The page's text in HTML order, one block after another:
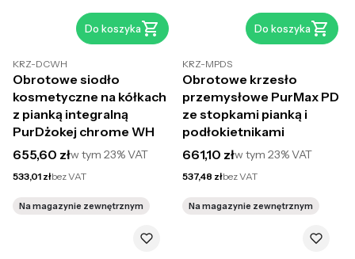
Do koszyka
KRZ-DCWH
Obrotowe siodło
kosmetyczne na kółkach
z pianką integralną
PurDżokej chrome WH
Cena brutto
655,60 złw tym 23%VAT
Cena netto
533,01 złbez VAT
Na magazynie zewnętrznym
Do koszyka
KRZ-MPDS
Obrotowe krzesło
przemysłowe PurMax PD
ze stopkami pianką i
podłokietnikami
Cena brutto
661,10 złw tym23%VAT
Cena netto
537,48 złbez VAT
Na magazynie zewnętrznym